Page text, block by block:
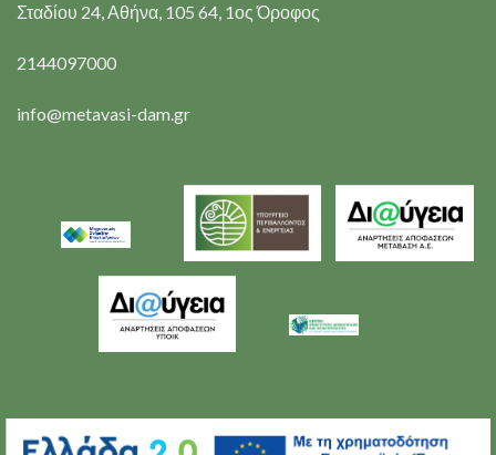
Σταδίου 24, Αθήνα, 105 64, 1ος Όροφος
2144097000
info@metavasi-dam.gr